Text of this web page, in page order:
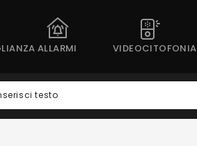
ALLARMI VIDEOCITOFONIA